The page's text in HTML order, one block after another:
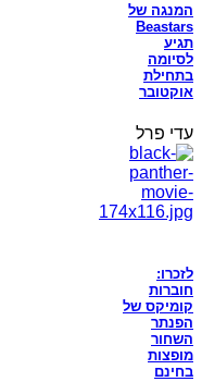
המנגה של
Beastars
תגיע
לסיומה
בתחילת
אוקטובר
עדי פרל
לזכרו:
חוברות
קומיקס של
הפנתר
השחור
מופצות
בחינם